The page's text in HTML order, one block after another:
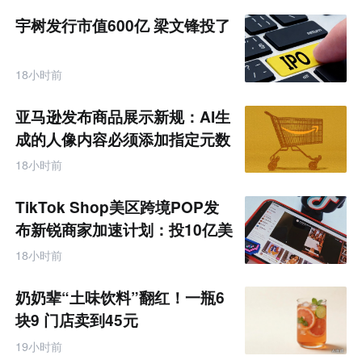
宇树发行市值600亿 梁文锋投了
18小时前
亚马逊发布商品展示新规：AI生
成的人像内容必须添加指定元数
据
18小时前
TikTok Shop美区跨境POP发
布新锐商家加速计划：投10亿美
金资源帮扶四类商家
18小时前
奶奶辈“土味饮料”翻红！一瓶6
块9 门店卖到45元
19小时前